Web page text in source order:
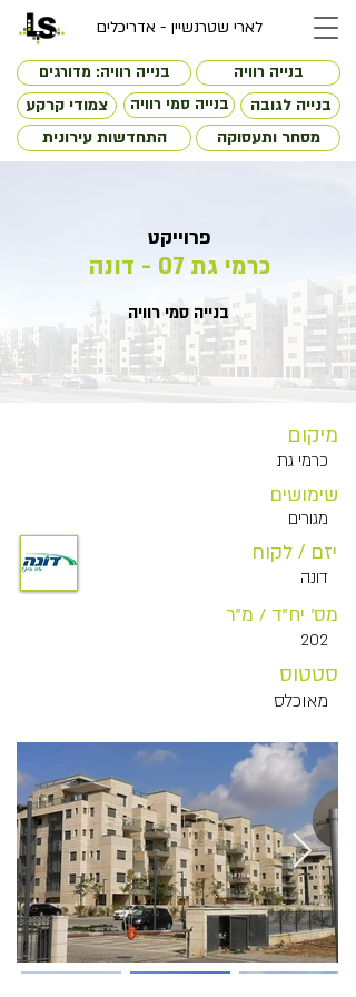
בנייה רוויה: מדורגים בנייה רוויה
צמודי קרקע בנייה סמי רוויה
בנייה לגובה
התחדשות עירונית
מסחר ותעסוקה
כרמי גת 07 - דונה
פרוייקט
בנייה סמי רוויה
מיקום
כרמי גת
מגורים
שימושים
דונה
יזם / לקוח
202
מס' יח"ד / מ"ר
מאוכלס
סטטוס